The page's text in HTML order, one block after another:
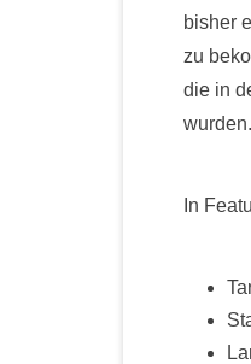
bisher
zu
die in
wurden.
In